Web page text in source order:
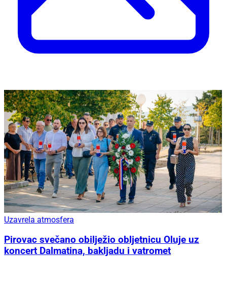
Uzavrela atmosfera
Pirovac svečano obilježio obljetnicu Oluje uz
koncert Dalmatina, bakljadu i vatromet